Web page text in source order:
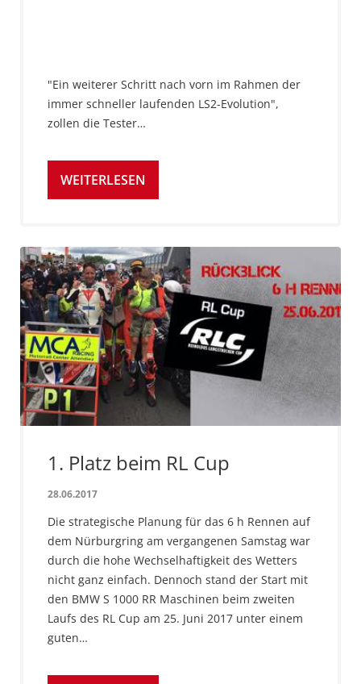
"Ein weiterer Schritt nach vorn im Rahmen der
immer schneller laufenden LS2-Evolution",
zollen die Tester…
WEITERLESEN
1. Platz beim RL Cup
28.06.2017
Die strategische Planung für das 6 h Rennen auf
dem Nürburgring am vergangenen Samstag war
durch die hohe Wechselhaftigkeit des Wetters
nicht ganz einfach. Dennoch stand der Start mit
den BMW S 1000 RR Maschinen beim zweiten
Laufs des RL Cup am 25. Juni 2017 unter einem
guten…